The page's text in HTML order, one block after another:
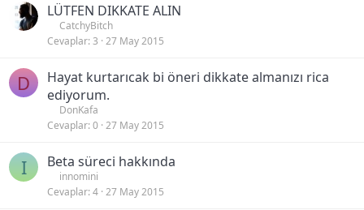
LÜTFEN DIKKATE ALIN
CatchyBitch
Cevaplar 3 27 May 2015
D
Hayat kurtarıcak bi öneri dikkate almanızı rica
ediyorum.
DonKafa
Cevaplar 0 27 May 2015
I Beta süreci hakkında
innomini
Cevaplar 4 27 May 2015